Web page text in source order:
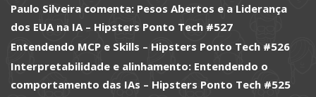
Paulo Silveira comenta: Pesos Abertos e a Liderança
dos EUA na IA – Hipsters Ponto Tech #527
Entendendo MCP e Skills – Hipsters Ponto Tech #526
Interpretabilidade e alinhamento: Entendendo o
comportamento das IAs – Hipsters Ponto Tech #525